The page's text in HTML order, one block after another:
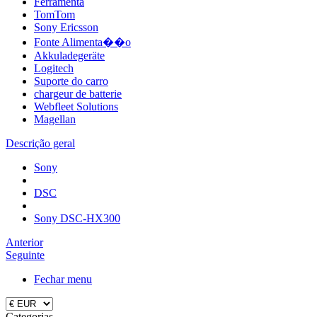
TomTom
Sony Ericsson
Fonte Alimenta��o
Akkuladegeräte
Logitech
Suporte do carro
chargeur de batterie
Webfleet Solutions
Magellan
Descrição geral
Sony
DSC
Sony DSC-HX300
Anterior
Seguinte
Fechar menu